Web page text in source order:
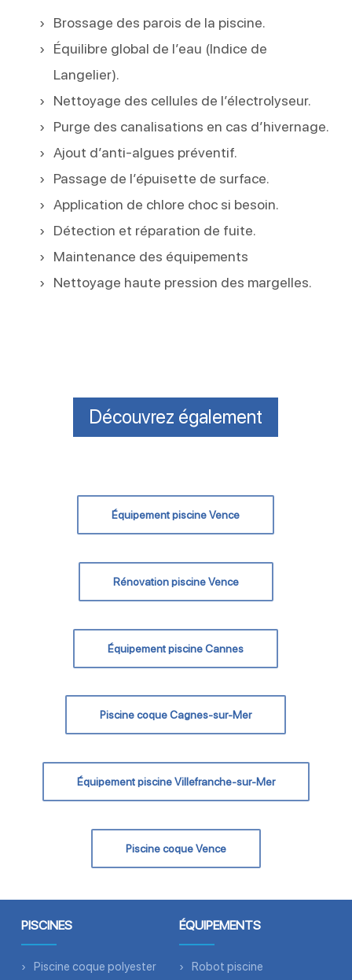
Brossage des parois de la piscine.
Équilibre global de l’eau (Indice de
Langelier).
Nettoyage des cellules de l’électrolyseur.
Purge des canalisations en cas d’hivernage.
Ajout d’anti-algues préventif.
Passage de l’épuisette de surface.
Application de chlore choc si besoin.
Détection et réparation de fuite.
Maintenance des équipements
Nettoyage haute pression des margelles.
Découvrez également
Équipement piscine Vence
Rénovation piscine Vence
Équipement piscine Cannes
Piscine coque Cagnes-sur-Mer
Équipement piscine Villefranche-sur-Mer
Piscine coque Vence
PISCINES
Piscine coque polyester
ÉQUIPEMENTS
Robot piscine